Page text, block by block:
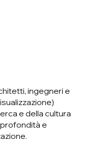
ingegneri e
e della cultura
e